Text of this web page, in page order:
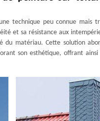
technique peu connue mais
et sa résistance aux
du matériau. Cette solution
son esthétique, offrant